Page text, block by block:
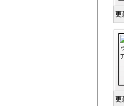
更
更